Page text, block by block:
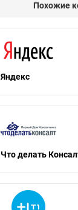
Похожие
Яндекс
Что делать